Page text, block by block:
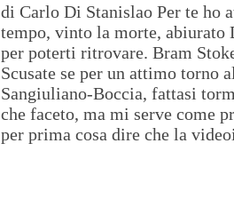
di Carlo Di Stanislao Per te ho
tempo, vinto la morte, abiurato
per poterti ritrovare. Bram
Scusate se per un attimo torno
Sangiuliano-Boccia, fattasi
che faceto, ma mi serve come
per prima cosa dire che la